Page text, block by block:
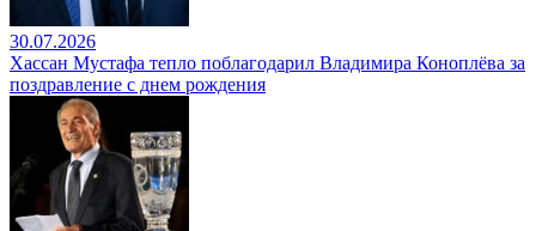
30.07.2026
Хассан Мустафа тепло поблагодарил Владимира Коноплёва за
поздравление с днем рождения